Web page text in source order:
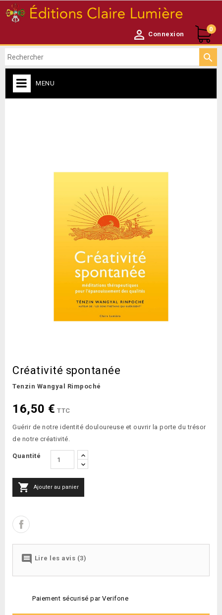
 Connexion
0

MENU
Créativité spontanée
Tenzin Wangyal Rimpoché
16,50 € TTC
Guérir de notre identité douloureuse et ouvrir la porte du trésor
de notre créativité.
Quantité
 Ajouter au panier
 Lire les avis (3)
Paiement sécurisé par Verifone